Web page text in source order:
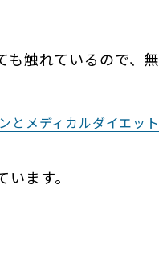
も触れているので、無
とメディカルダイエット
います。